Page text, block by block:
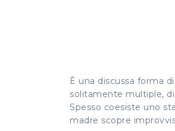
È una discussa forma
solitamente multiple,
Spesso coesiste uno
madre scopre